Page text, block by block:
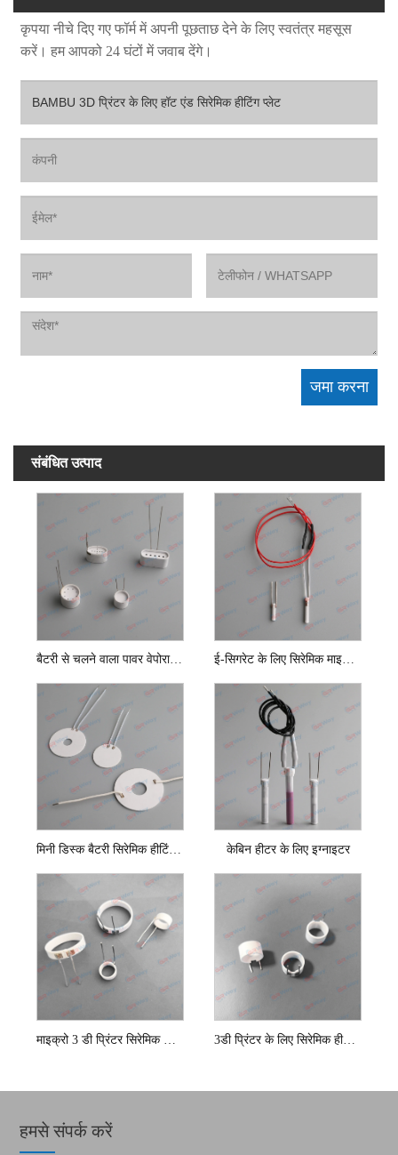
कृपया नीचे दिए गए फॉर्म में अपनी पूछताछ देने के लिए स्वतंत्र महसूस
करें। हम आपको 24 घंटों में जवाब देंगे।
संबंधित उत्पाद
बैटरी से चलने वाला पावर वेपोराइज़र सिरेमिक कप हीटर
मिनी डिस्क बैटरी सिरेमिक हीटिंग कॉइल केबिन हीटर के लिए इग्नाइटर
3डी प्रिंटर के लिए सिरेमिक हीटर तत्व
हमसे संपर्क करें